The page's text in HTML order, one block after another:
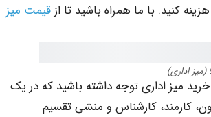
کنید. با ما همراه باشید تا ازقیمت میز
میز اداری توجه داشته باشید که در یک
کارمند، کارشناس و منشی تقسیم